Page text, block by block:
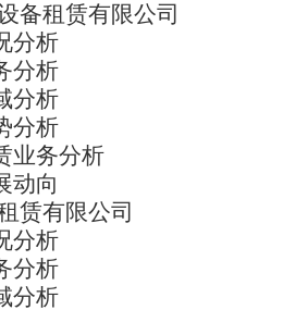
备租赁有限公司
分析
分析
分析
分析
业务分析
动向
赁有限公司
分析
分析
分析